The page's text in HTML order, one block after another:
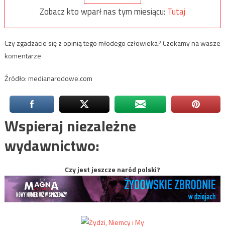
Zobacz kto wparł nas tym miesiącu: Tutaj
Czy zgadzacie się z opinią tego młodego człowieka? Czekamy na wasze
komentarze
Źródło: medianarodowe.com
Wspieraj niezależne
wydawnictwo:
Czy jest jeszcze naród polski?